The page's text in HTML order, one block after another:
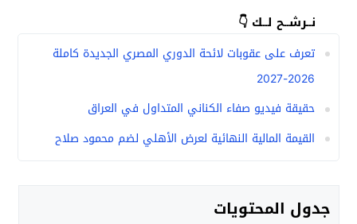
نــرشــح لــك 👇
تعرف على عقوبات لائحة الدوري المصري الجديدة كاملة
2026-2027
حقيقة فيديو صفاء الكناني المتداول في العراق
القيمة المالية النهائية لعرض الأهلي لضم محمود صلاح
جدول المحتويات